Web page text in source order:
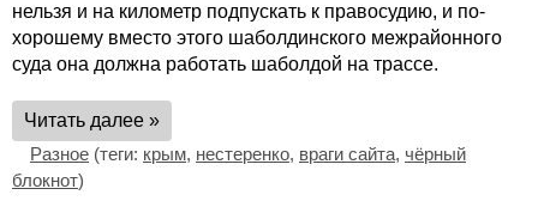
нельзя и на километр подпускать к правосудию, и по-
хорошему вместо этого шаболдинского межрайонного
суда она должна работать шаболдой на трассе.
Читать далее »
Разное (теги: крым, нестеренко, враги сайта, чёрный
блокнот)